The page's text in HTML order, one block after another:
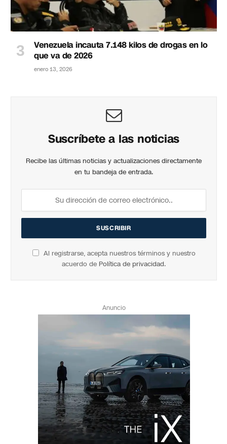
Venezuela incauta 7.148 kilos de drogas en lo
que va de 2026
enero 13, 2026
Suscríbete a las noticias
Recibe las últimas noticias y actualizaciones directamente
en tu bandeja de entrada.
Al registrarse, acepta nuestros términos y nuestro
acuerdo de Política de privacidad.
Anuncio